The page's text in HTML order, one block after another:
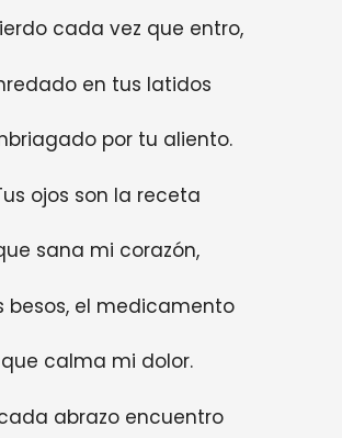
cada vez que entro,
en tus latidos
por tu aliento.
ojos son la receta
sana mi corazón,
besos, el medicamento
que calma mi dolor.
abrazo encuentro